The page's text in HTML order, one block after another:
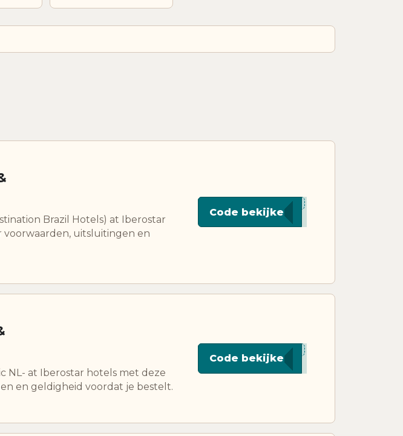
Brazil Hotels) at Iberostar
voorwaarden, uitsluitingen en
****D48
Code bekijken
NL- at Iberostar hotels met deze
en geldigheid voordat je bestelt.
****D48
Code bekijken